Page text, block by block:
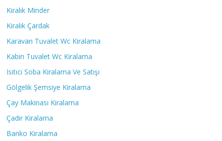
Kiralık Minder
Kiralık Çardak
Karavan Tuvalet Wc Kiralama
Kabin Tuvalet Wc Kiralama
Isıtıcı Soba Kiralama Ve Satışı
Gölgelik Şemsiye Kiralama
Çay Makinası Kiralama
Çadır Kiralama
Banko Kiralama